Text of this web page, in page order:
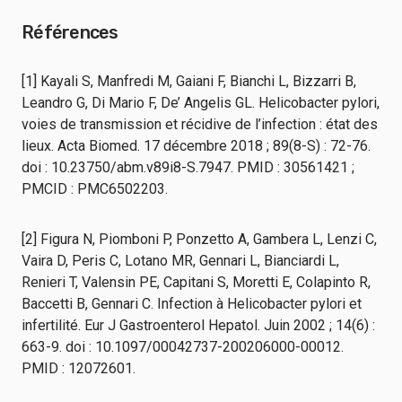
Références
[1] Kayali S, Manfredi M, Gaiani F, Bianchi L, Bizzarri B,
Leandro G, Di Mario F, De’ Angelis GL. Helicobacter pylori,
voies de transmission et récidive de l’infection : état des
lieux. Acta Biomed. 17 décembre 2018 ; 89(8-S) : 72-76.
doi : 10.23750/abm.v89i8-S.7947. PMID : 30561421 ;
PMCID : PMC6502203.
[2] Figura N, Piomboni P, Ponzetto A, Gambera L, Lenzi C,
Vaira D, Peris C, Lotano MR, Gennari L, Bianciardi L,
Renieri T, Valensin PE, Capitani S, Moretti E, Colapinto R,
Baccetti B, Gennari C. Infection à Helicobacter pylori et
infertilité. Eur J Gastroenterol Hepatol. Juin 2002 ; 14(6) :
663-9. doi : 10.1097/00042737-200206000-00012.
PMID : 12072601.